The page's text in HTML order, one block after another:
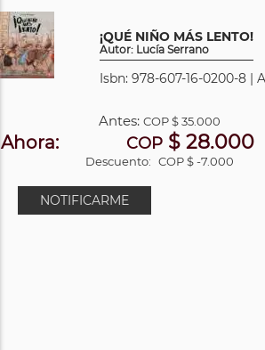
¡QUÉ NIÑO MÁS LENTO!
Autor: Lucía Serrano
Isbn: 978-607-16-0200-8 |
Antes: COP$ 35.000
Ahora: COP $ 28.000
Descuento: COP $ -7.000
NOTIFICARME